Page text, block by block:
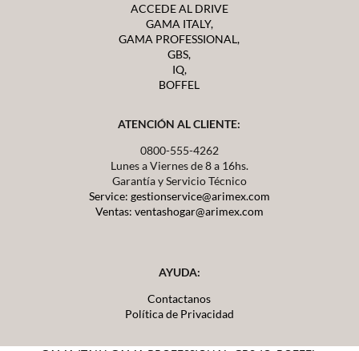
ACCEDE AL DRIVE
GAMA ITALY,
GAMA PROFESSIONAL,
GBS,
IQ,
BOFFEL
ATENCIÓN AL CLIENTE:
0800-555-4262
Lunes a Viernes de 8 a 16hs.
Garantía y Servicio Técnico
Service: gestionservice@arimex.com
Ventas: ventashogar@arimex.com
AYUDA:
Contactanos
Política de Privacidad